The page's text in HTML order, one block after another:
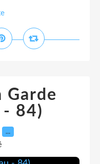
Garde
- 84)
…